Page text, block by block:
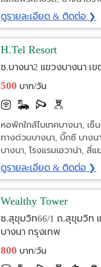
ดูรายละเอียด & ติดต่อ ❯
H.Tel Resort
ซ.บางนา2 แขวงบางนา เ
500 บาท/วัน
หอพักใกล้ไบเทคบางนา, เซ็
ทางด่วนบางนา, บิ๊กซี บางน
บางนา, โรงแรมเอวาน่า, สี่แ
ดูรายละเอียด & ติดต่อ ❯
Wealthy Tower
ซ.สุขุมวิท66/1 ถ.สุขุมวิท
บางนา กรุงเทพ
800 บาท/วัน